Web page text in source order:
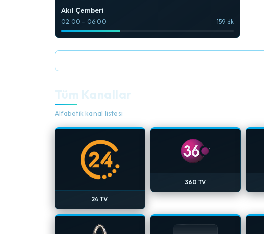
Akıl Çemberi
02:00 – 06:00 159 dk
Tüm Kanallar
Alfabetik kanal listesi
24 TV
360 TV